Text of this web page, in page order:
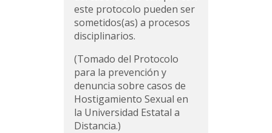
este protocolo pueden ser
sometidos(as) a procesos
disciplinarios.
(Tomado del Protocolo
para la prevención y
denuncia sobre casos de
Hostigamiento Sexual en
la Universidad Estatal a
Distancia.)